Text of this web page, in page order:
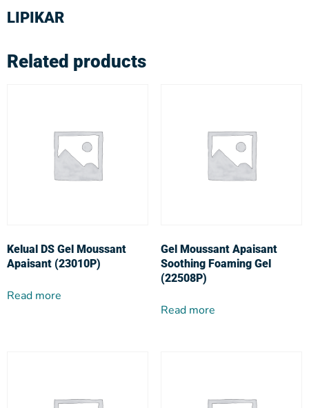
LIPIKAR
Related products
Kelual DS Gel Moussant
Apaisant (23010P)
Read more
Gel Moussant Apaisant
Soothing Foaming Gel
(22508P)
Read more